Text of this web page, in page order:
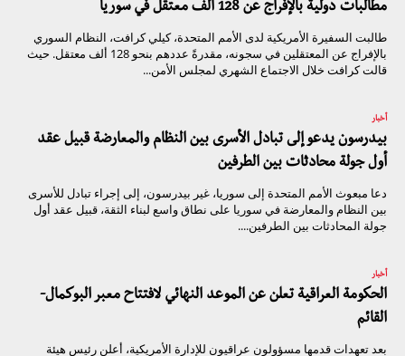
مطالبات دولية بالإفراج عن 128 ألف معتقل في سوريا
طالبت السفيرة الأمريكية لدى الأمم المتحدة، كيلي كرافت، النظام السوري
بالإفراج عن المعتقلين في سجونه، مقدرةً عددهم بنحو 128 ألف معتقل. حيث
قالت كرافت خلال الاجتماع الشهري لمجلس الأمن...
أخبار
بيدرسون يدعو إلى تبادل الأسرى بين النظام والمعارضة قبيل عقد
أول جولة محادثات بين الطرفين
دعا مبعوث الأمم المتحدة إلى سوريا، غير بيدرسون، إلى إجراء تبادل للأسرى
بين النظام والمعارضة في سوريا على نطاق واسع لبناء الثقة، قبيل عقد أول
جولة المحادثات بين الطرفين....
أخبار
الحكومة العراقية تعلن عن الموعد النهائي لافتتاح معبر البوكمال-
القائم
بعد تعهدات قدمها مسؤولون عراقيون للإدارة الأمريكية، أعلن رئيس هيئة